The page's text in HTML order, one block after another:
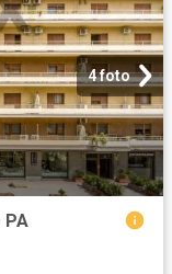
4 foto
PA